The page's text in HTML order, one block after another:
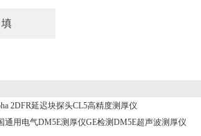
2DFR延迟块探头CL5高精度测厚仪
通用电气DM5E测厚仪GE检测DM5E超声波测厚仪